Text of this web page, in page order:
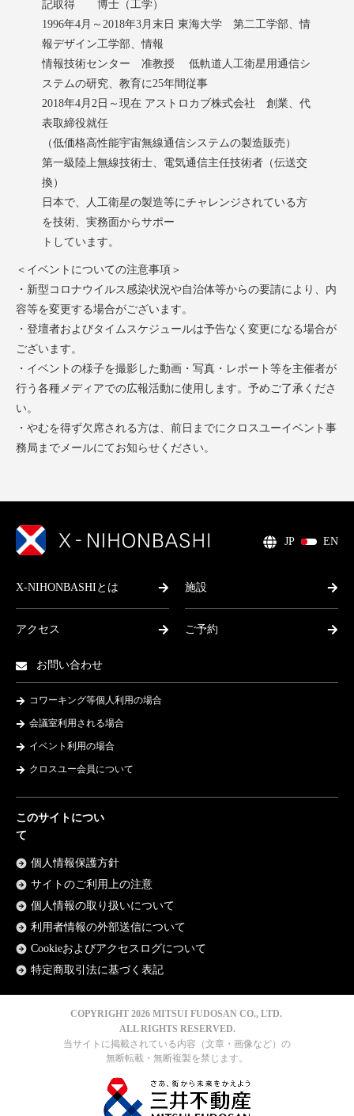
記取得 博士（工学）
1996年4月～2018年3月末日 東海大学 第二工学部、情
報デザイン工学部、情報
情報技術センター 准教授 低軌道人工衛星用通信シ
ステムの研究、教育に25年間従事
2018年4月2日～現在 アストロカブ株式会社 創業、代
表取締役就任
（低価格高性能宇宙無線通信システムの製造販売）
第一級陸上無線技術士、電気通信主任技術者（伝送交
換）
日本で、人工衛星の製造等にチャレンジされている方
を技術、実務面からサポー
トしています。
＜イベントについての注意事項＞
・新型コロナウイルス感染状況や自治体等からの要請により、内
容等を変更する場合がございます。
・登壇者およびタイムスケジュールは予告なく変更になる場合が
ございます。
・イベントの様子を撮影した動画・写真・レポート等を主催者が
行う各種メディアでの広報活動に使用します。予めご了承くださ
い。
・やむを得ず欠席される方は、前日までにクロスユーイベント事
務局までメールにてお知らせください。
JP EN
X-NIHONBASHIとは 施設
アクセス ご予約
お問い合わせ
コワーキング等個人利用の場合
会議室利用される場合
イベント利用の場合
クロスユー会員について
このサイトについ
て
個人情報保護方針
サイトのご利用上の注意
個人情報の取り扱いについて
利用者情報の外部送信について
Cookieおよびアクセスログについて
特定商取引法に基づく表記
COPYRIGHT 2026 MITSUI FUDOSAN CO., LTD.
ALL RIGHTS RESERVED.
当サイトに掲載されている内容（文章・画像など）の
無断転載・無断複製を禁じます。